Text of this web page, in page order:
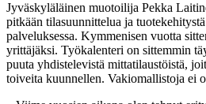
Jyväskyläläinen muotoilija Pekka
pitkään tilasuunnittelua ja
palveluksessa. Kymmenisen vuotta
yrittäjäksi. Työkalenteri on sittemmin
puuta yhdistelevistä mittatilaustöistä,
toiveita kuunnellen. Vakiomallistoja ei